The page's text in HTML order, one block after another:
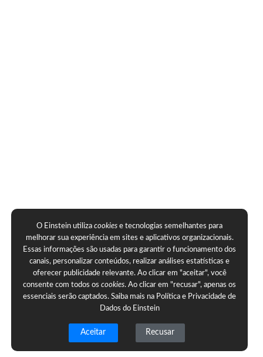
O Einstein utilizacookies e tecnologias semelhantes para
melhorar sua experiência em sites e aplicativos organizacionais.
Essas informações são usadas para garantir o funcionamento dos
canais, personalizar conteúdos, realizar análises estatísticas e
oferecer publicidade relevante. Ao clicar em "aceitar", você
consente com todos oscookies. Ao clicar em "recusar", apenas os
essenciais serão captados. Saiba mais na Política e Privacidade de
Dados do Einstein
Aceitar Recusar